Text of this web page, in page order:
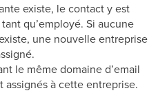
existe, le contact y est
qu’employé. Si aucune
une nouvelle entreprise
le même domaine d’email
à cette entreprise.